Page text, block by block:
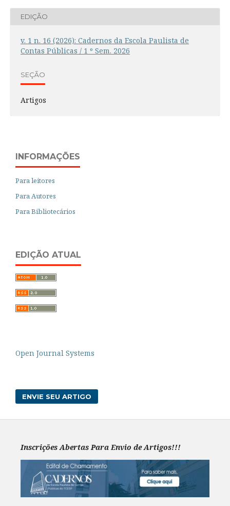
EDIÇÃO
v. 1 n. 16 (2026): Cadernos da Escola Paulista de
Contas Públicas / 1 º Sem. 2026
SEÇÃO
Artigos
INFORMAÇÕES
Para leitores
Para Autores
Para Bibliotecários
EDIÇÃO ATUAL
Open Journal Systems
ENVIE SEU ARTIGO
Inscrições Abertas Para Envio de Artigos!!!